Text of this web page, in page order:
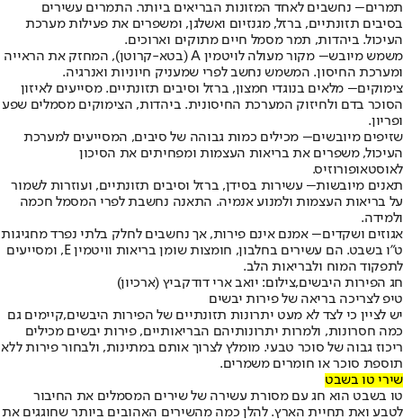
תמרים– נחשבים לאחד המזונות הבריאים ביותר. התמרים עשירים
בסיבים תזונתיים, ברזל, מגנזיום ואשלגן, ומשפרים את פעילות מערכת
העיכול. ביהדות, תמר מסמל חיים מתוקים וארוכים.
משמש מיובש
– מקור מעולה לויטמין A (בטא-קרוטן), המחזק את הראייה
ומערכת החיסון. המשמש נחשב לפרי שמעניק חיוניות ואנרגיה.
צימוקים– מלאים בנוגדי חמצון, ברזל וסיבים תזונתיים. מסייעים לאיזון
הסוכר בדם ולחיזוק המערכת החיסונית. ביהדות, הצימוקים מסמלים שפע
ופריון.
שזיפים מיובשים– מכילים כמות גבוהה של סיבים, המסייעים למערכת
העיכול, משפרים את בריאות העצמות ומפחיתים את הסיכון
לאוסטאופורוזיס.
תאנים מיובשות– עשירות בסידן, ברזל וסיבים תזונתיים, ועוזרות לשמור
על בריאות העצמות ולמנוע אנמיה. התאנה נחשבת לפרי המסמל חכמה
ולמידה.
אגוזים ושקדים– אמנם אינם פירות, אך נחשבים לחלק בלתי נפרד מחגיגות
ט"ו בשבט. הם עשירים בחלבון, חומצות שומן בריאות וויטמין E, ומסייעים
לתפקוד המוח ולבריאות הלב.
חג הפירות היבשים,צילום: יואב ארי דודקביץ (ארכיון)
טיפ לצריכה בריאה של פירות יבשים
יש לציין כי לצד לא מעט יתרונות תזונתיים של הפירות היבשים,קיימים גם
כמה חסרונות, ולמרות יתרונותיהם הבריאותיים, פירות יבשים מכילים
ריכוז גבוה של סוכר טבעי. מומלץ לצרוך אותם במתינות, ולבחור פירות ללא
תוספת סוכר או חומרים משמרים.
שירי טו בשבט
טו בשבט הוא חג עם מסורת עשירה של שירים המסמלים את החיבור
לטבע ואת תחיית הארץ. להלן כמה מהשירים האהובים ביותר שחוגגים את